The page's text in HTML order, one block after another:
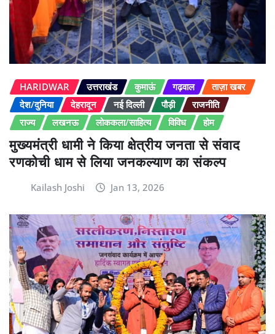
HARIDWAR उत्तराखंड कुमाऊं गढ़वाल
ताज़ा खबर
देश/दुनिया
देहरादून नई दिल्ली पौड़ी
राजनीति
राज्य
लखनऊ लोककला/साहित्य विविध होम
मुख्यमंत्री धामी ने किया क्षेत्रीय जनता से संवाद
रणकोची धाम से लिया जनकल्याण का संकल्प
Kailash Joshi Jan 13, 2026